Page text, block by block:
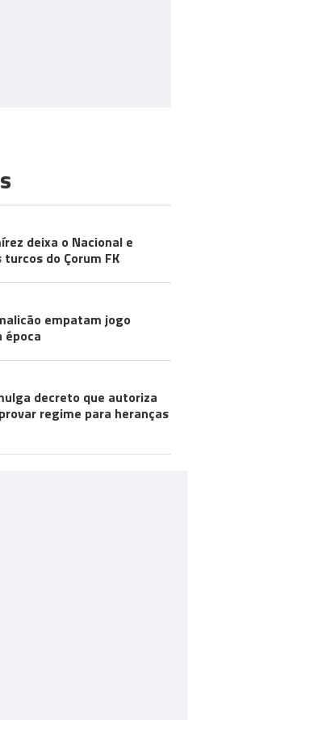
deixa o Nacional e
do Çorum FK
empatam jogo
época
decreto que autoriza
regime para heranças